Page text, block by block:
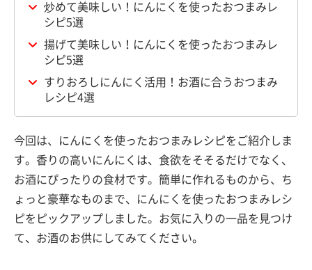
炒めて美味しい！にんにくを使ったおつまみレ
シピ5選
揚げて美味しい！にんにくを使ったおつまみレ
シピ5選
すりおろしにんにく活用！お酒に合うおつまみ
レシピ4選
今回は、にんにくを使ったおつまみレシピをご紹介しま
す。香りの高いにんにくは、食欲をそそるだけでなく、
お酒にぴったりの食材です。簡単に作れるものから、ち
ょっと豪華なものまで、にんにくを使ったおつまみレシ
ピをピックアップしました。お気に入りの一品を見つけ
て、お酒のお供にしてみてください。